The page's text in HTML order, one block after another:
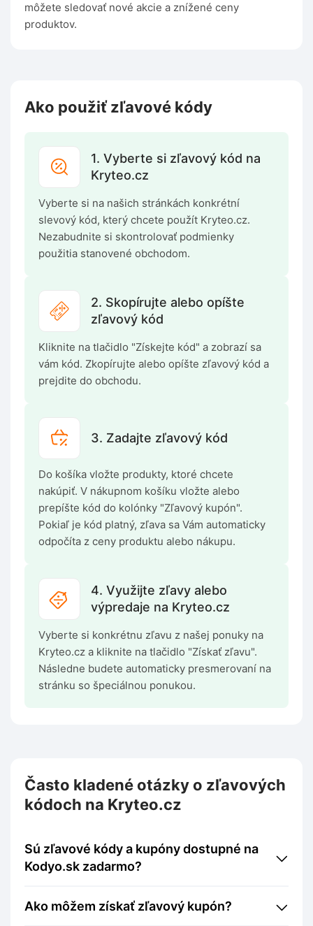
môžete sledovať nové akcie a znížené ceny
produktov.
Ako použiť zľavové kódy
1. Vyberte si zľavový kód na
Kryteo.cz
Vyberte si na našich stránkách konkrétní
slevový kód, který chcete použít Kryteo.cz.
Nezabudnite si skontrolovať podmienky
použitia stanovené obchodom.
2. Skopírujte alebo opíšte
zľavový kód
Kliknite na tlačidlo "Získejte kód" a zobrazí sa
vám kód. Zkopírujte alebo opíšte zľavový kód a
prejdite do obchodu.
3. Zadajte zľavový kód
Do košíka vložte produkty, ktoré chcete
nakúpiť. V nákupnom košíku vložte alebo
prepíšte kód do kolónky "Zľavový kupón".
Pokiaľ je kód platný, zľava sa Vám automaticky
odpočíta z ceny produktu alebo nákupu.
4. Využijte zľavy alebo
výpredaje na Kryteo.cz
Vyberte si konkrétnu zľavu z našej ponuky na
Kryteo.cz a kliknite na tlačidlo "Získať zľavu".
Následne budete automaticky presmerovaní na
stránku so špeciálnou ponukou.
Často kladené otázky o zľavových
kódoch na Kryteo.cz
Sú zľavové kódy a kupóny dostupné na
Kodyo.sk zadarmo?
Ako môžem získať zľavový kupón?